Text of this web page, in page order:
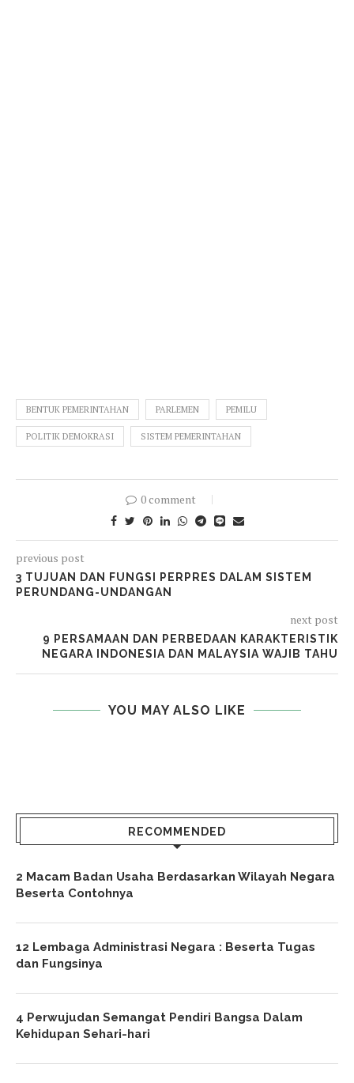
BENTUK PEMERINTAHAN PARLEMEN PEMILU
POLITIK DEMOKRASI SISTEM PEMERINTAHAN
0 comment
previous post
3 TUJUAN DAN FUNGSI PERPRES DALAM SISTEM
PERUNDANG-UNDANGAN
next post
9 PERSAMAAN DAN PERBEDAAN KARAKTERISTIK
NEGARA INDONESIA DAN MALAYSIA WAJIB TAHU
YOU MAY ALSO LIKE
RECOMMENDED
2 Macam Badan Usaha Berdasarkan Wilayah Negara
Beserta Contohnya
12 Lembaga Administrasi Negara : Beserta Tugas
dan Fungsinya
4 Perwujudan Semangat Pendiri Bangsa Dalam
Kehidupan Sehari-hari